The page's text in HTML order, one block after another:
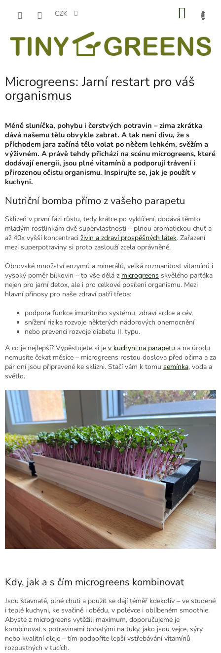
CZK
Microgreens: Jarní restart pro váš
organismus
Méně sluníčka, pohybu i čerstvých potravin – zima zkrátka
dává našemu tělu obvykle zabrat. A tak není divu, že s
příchodem jara začíná tělo volat po něčem lehkém, svěžím a
výživném. A právě tehdy přichází na scénu microgreens, které
dodávají energii, jsou plné vitamínů a podporují trávení i
přirozenou očistu organismu. Inspirujte se, jak je použít v
kuchyni.
Nutriční bomba přímo z vašeho parapetu
Sklizeň v první fázi růstu, tedy krátce po vyklíčení, dodává těmto
mladým rostlinkám dvě supervlastnosti – plnou aromatickou chuť a
až 40x vyšší koncentraci živin a zdraví prospěšných látek. Zařazení
mezi superpotraviny si proto zaslouží zcela oprávněně.
Obrovské množství enzymů a minerálů, velká rozmanitost vitamínů i
vysoký poměr bílkovin – to vše dělá z microgreens skvělého parťáka
nejen pro jarní detox, ale i pro celkové posílení organismu. Mezi
hlavní přínosy pro naše zdraví patří třeba:
podpora funkce imunitního systému, zdraví srdce a cév,
snížení rizika rozvoje některých nádorových onemocnění
nebo prevenci rozvoje diabetu II. typu.
A co je nejlepší? Vypěstujete si je v kuchyni na parapetu a na úrodu
nemusíte čekat měsíce – microgreens rostou doslova před očima a za
pár dní jsou připravené ke sklizni. Stačí vám k tomu semínka, voda a
světlo.
Kdy, jak a s čím microgreens kombinovat
Jsou šťavnaté, plné chuti a použít se dají téměř kdekoliv – ve studené
i teplé kuchyni, ke svačině i obědu, v polévce i oblíbeném smoothie.
Abyste z microgreens vytěžili maximum, doporučujeme je
kombinovat s potravinami bohatými na tuky, jako jsou vejce, sýry
nebo kvalitní oleje – tím podpoříte lepší vstřebávání vitamínů
rozpustných v tucích.